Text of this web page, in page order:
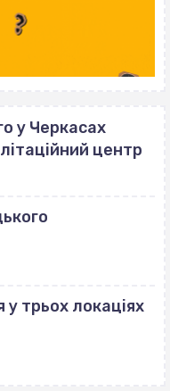
у Черкасах
центр
трьох локаціях